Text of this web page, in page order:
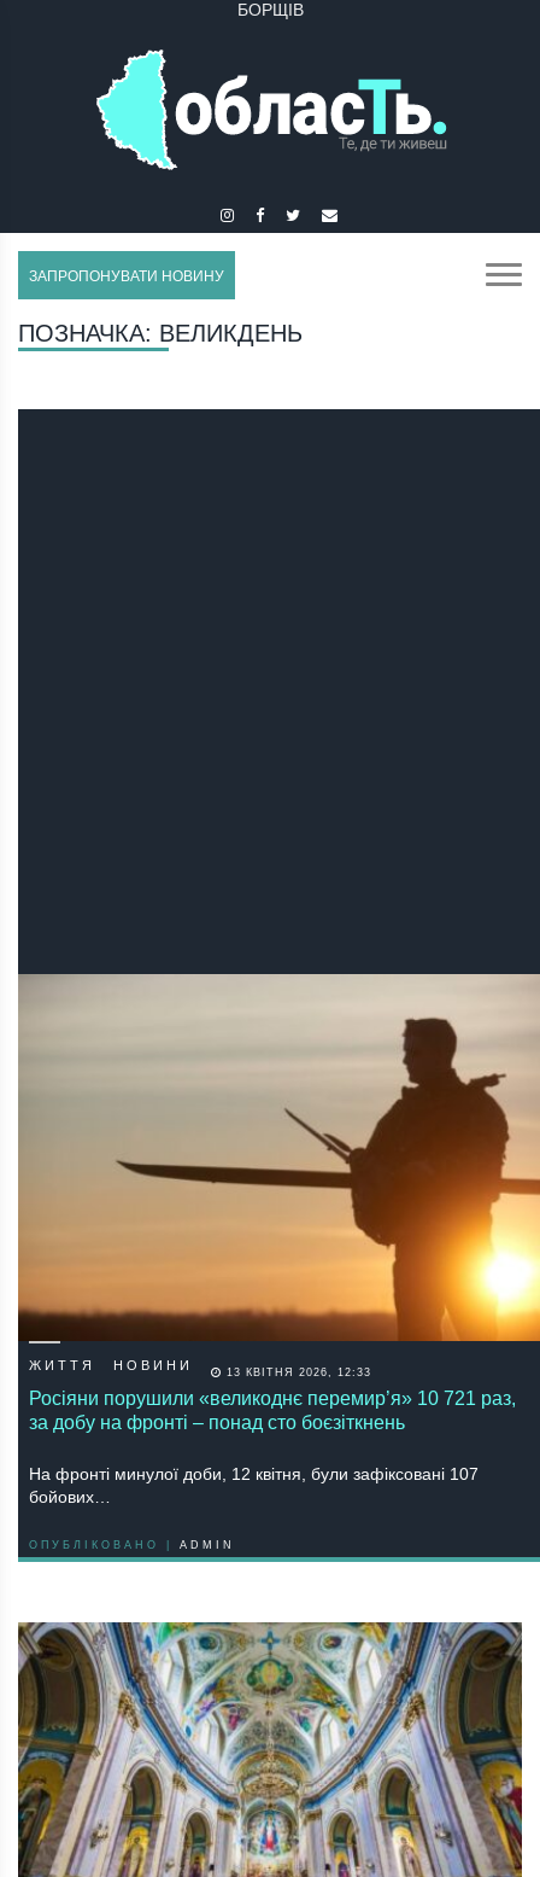
БУЧАЧ
ЗАПРОПОНУВАТИ НОВИНУ
ПОЗНАЧКА: ВЕЛИКДЕНЬ
ЖИТТЯ НОВИНИ 13 КВІТНЯ 2026, 12:33
Росіяни порушили «великоднє перемир’я» 10 721 раз,
за добу на фронті – понад сто боєзіткнень
На фронті минулої доби, 12 квітня, були зафіксовані 107
бойових…
ОПУБЛІКОВАНО | ADMIN